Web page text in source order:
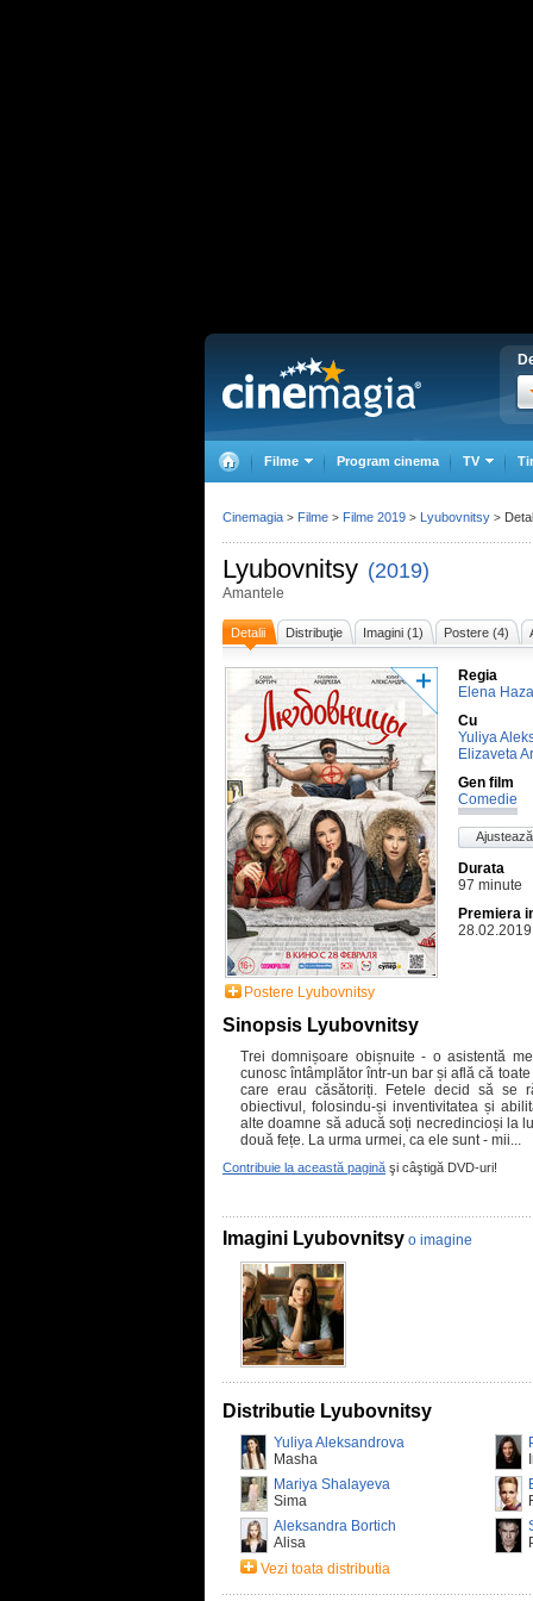
Filme Program cinema TV
Lyubovnitsy (2019)
Amantele
Detalii Distribuţie Imagini (1) Postere (4)
Postere Lyubovnitsy
Regia
Elena
Cu
Yuliya
Elizaveta
Gen film
Comedie
Durata
97 minute
Premiera
28.02.2019
Sinopsis Lyubovnitsy
Trei domnișoare obișnuite - o asistentă
cunosc întâmplător într-un bar și află că
care erau căsătoriți. Fetele decid să se
obiectivul, folosindu-și inventivitatea și
alte doamne să aducă soți necredincioși la
două fețe. La urma urmei, ca ele sunt - mii...
Contribuie la această pagină şi câştigă DVD-uri!
Imagini Lyubovnitsy o imagine
Distributie Lyubovnitsy
Yuliya Aleksandrova
Masha
Mariya Shalayeva
Sima
Aleksandra Bortich
Alisa
Vezi toata distributia
Cinemagia > Filme > Filme 2019 > Lyubovnitsy >